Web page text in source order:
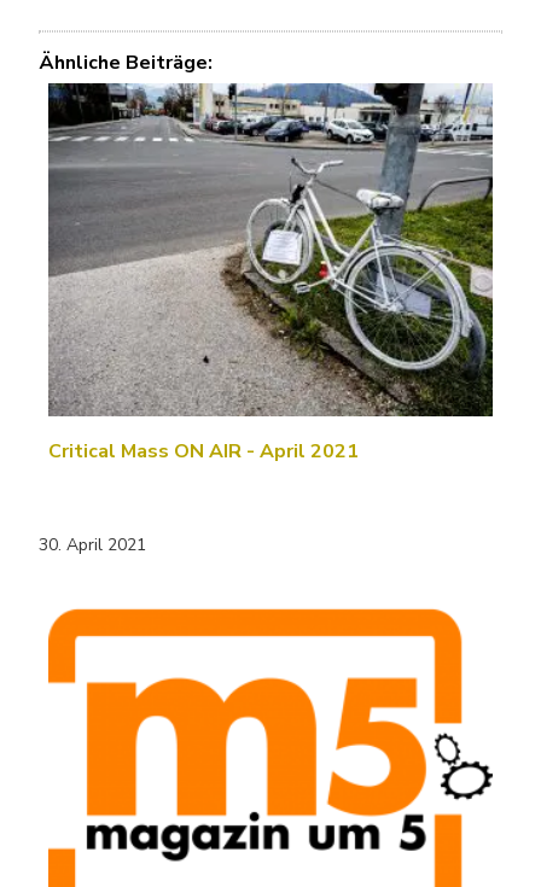
Ähnliche Beiträge:
Critical Mass ON AIR - April 2021
30. April 2021